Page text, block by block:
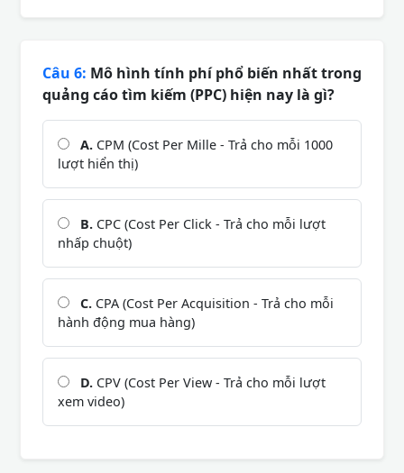
Câu 6: Mô hình tính phí phổ biến nhất trong
quảng cáo tìm kiếm (PPC) hiện nay là gì?
A. CPM (Cost Per Mille - Trả cho mỗi 1000
lượt hiển thị)
B. CPC (Cost Per Click - Trả cho mỗi lượt
nhấp chuột)
C. CPA (Cost Per Acquisition - Trả cho mỗi
hành động mua hàng)
D. CPV (Cost Per View - Trả cho mỗi lượt
xem video)